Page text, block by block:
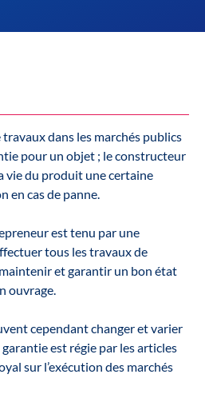
dans les marchés publics
pour un objet ; le constructeur
vie du produit une certaine
en cas de panne.
est tenu par une
tous les travaux de
et garantir un bon état
ouvrage.
cependant changer et varier
est régie par les articles
sur l’exécution des marchés